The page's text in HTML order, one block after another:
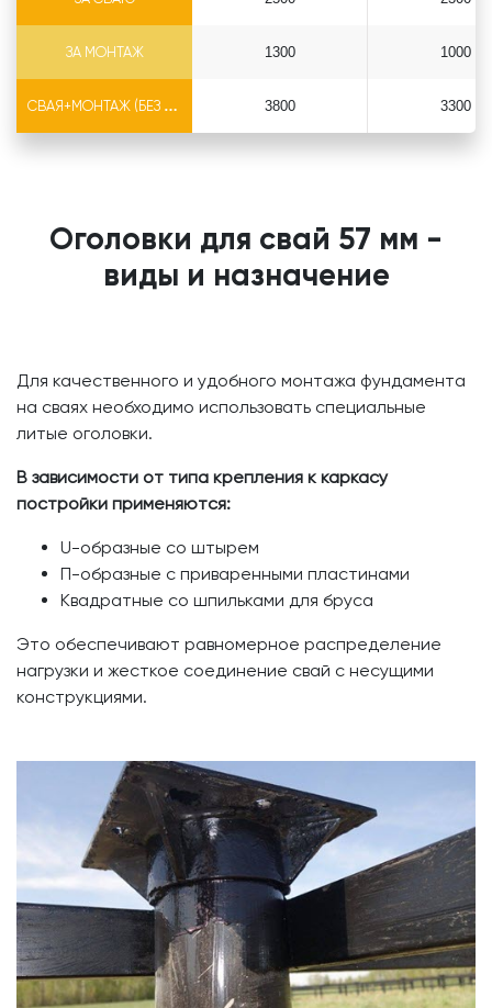
ЗА МОНТАЖ
СВАЯ+МОНТАЖ (БЕЗ ОГОЛОВКА)
1300
3800
1000
3300
Оголовки для свай 57 мм -
виды и назначение
Для качественного и удобного монтажа фундамента
на сваях необходимо использовать специальные
литые оголовки.
В зависимости от типа крепления к каркасу
постройки применяются:
U-образные со штырем
П-образные с приваренными пластинами
Квадратные со шпильками для бруса
Это обеспечивают равномерное распределение
нагрузки и жесткое соединение свай с несущими
конструкциями.